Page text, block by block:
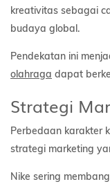
kreativitas sebagai
budaya global.
Pendekatan ini
olahraga dapat
Strategi
Perbedaan karakter
strategi marketing
Nike sering